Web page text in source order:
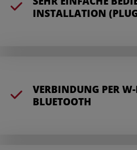
INSTALLATION
VERBINDUNG PER
BLUETOOTH